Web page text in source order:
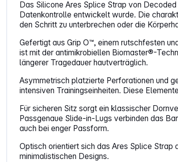
Artikelinformationen "Decoded Silicone
Das Silicone Ares Splice Strap von
Datenkontrolle entwickelt wurde. Die
den Schritt zu unterbrechen oder die
Gefertigt aus Grip O™, einem rutschfesten
ist mit der antimikrobiellen Biomaster®-
längerer Tragedauer hautverträglich.
Asymmetrisch platzierte Perforationen und
intensiven Trainingseinheiten. Diese
Für sicheren Sitz sorgt ein klassischer
Passgenaue Slide-in-Lugs verbinden das
auch bei enger Passform.
Optisch orientiert sich das Ares Splice Strap
minimalistischen Designs.